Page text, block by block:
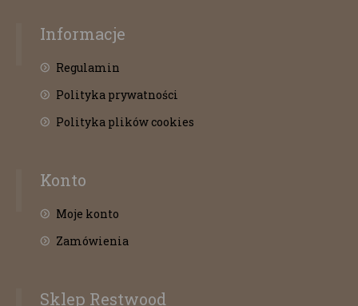
Informacje
Regulamin
Polityka prywatności
Polityka plików cookies
Konto
Moje konto
Zamówienia
Sklep Restwood